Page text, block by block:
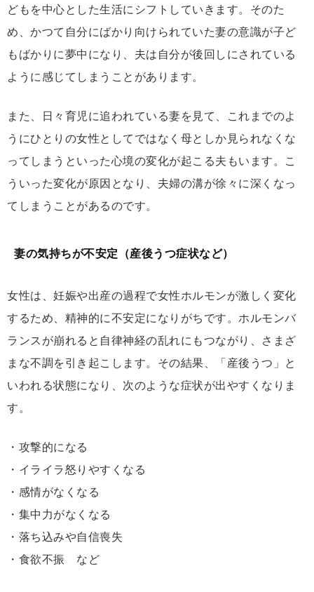
どもを中心とした生活にシフトしていきます。そのた
め、かつて自分にばかり向けられていた妻の意識が子ど
もばかりに夢中になり、夫は自分が後回しにされている
ように感じてしまうことがあります。
また、日々育児に追われている妻を見て、これまでのよ
うにひとりの女性としてではなく母としか見られなくな
ってしまうといった心境の変化が起こる夫もいます。こ
ういった変化が原因となり、夫婦の溝が徐々に深くなっ
てしまうことがあるのです。
妻の気持ちが不安定（産後うつ症状など）
女性は、妊娠や出産の過程で女性ホルモンが激しく変化
するため、精神的に不安定になりがちです。ホルモンバ
ランスが崩れると自律神経の乱れにもつながり、さまざ
まな不調を引き起こします。その結果、「産後うつ」と
いわれる状態になり、次のような症状が出やすくなりま
す。
・攻撃的になる
・イライラ怒りやすくなる
・感情がなくなる
・集中力がなくなる
・落ち込みや自信喪失
・食欲不振 など